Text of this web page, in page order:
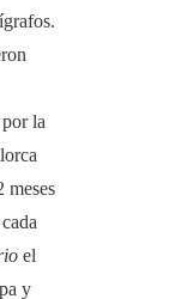
la
meses
el
y